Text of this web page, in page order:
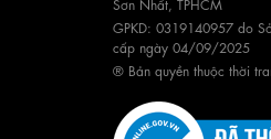
Sơn Nhất, TPHCM
GPKD: 0319140957 do
cấp ngày 04/09/2025
® Bản quyền thuộc thời